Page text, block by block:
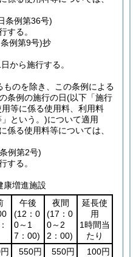
条例第36号)
する。
条例第9号)抄
から施行する。
のを除き、この条例による
条例の施行の日(以下「施行
等に係る使用料、利用料
という。)について適用
係る使用料等については、
条例第2号)
する。
増進施設
午後
(12：0
0～1
7：00)
夜間
(17：0
0～2
2：00)
延長使
用
1時間当
たり
550円 550円 100円